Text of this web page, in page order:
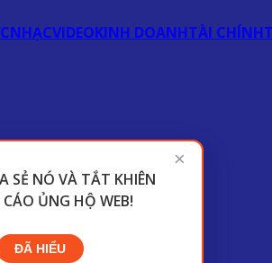
NHẠCVIDEOKINH DOANHTÀI CHÍNH
×
SẺ NÓ VÀ TẮT KHIÊN
ỦNG HỘ WEB!
ĐÃ HIỂU